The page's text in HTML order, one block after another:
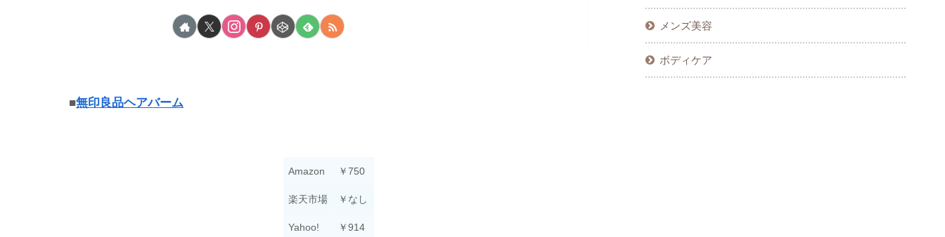
■無印良品ヘアバーム
Amazon ￥750
楽天市場 ￥なし
Yahoo! ￥914
メンズ美容
ボディケア